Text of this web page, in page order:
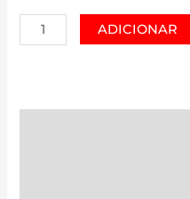
Quantidade
de
ADICIONAR